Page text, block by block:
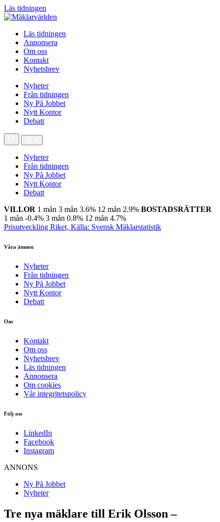
Läs tidningen
Läs tidningen
Annonsera
Om oss
Kontakt
Nyhetsbrev
Nyheter
Från tidningen
Ny På Jobbet
Nytt Kontor
Debatt
Nyheter
Från tidningen
Ny På Jobbet
Nytt Kontor
Debatt
VILLOR 1 mån 3 mån 3.6% 12 mån 2.9% BOSTADSRÄTTER
1 mån -0.4% 3 mån 0.8% 12 mån 4.7%
Prisutveckling Riket, Källa: Svensk Mäklarstatistik
Våra ämnen
Nyheter
Från tidningen
Ny På Jobbet
Nytt Kontor
Debatt
Om
Kontakt
Om oss
Nyhetsbrev
Läs tidningen
Annonsera
Om cookies
Vår integritetspolicy
Följ oss
LinkedIn
Facebook
Instagram
ANNONS
Ny På Jobbet
Nyheter
Tre nya mäklare till Erik Olsson –